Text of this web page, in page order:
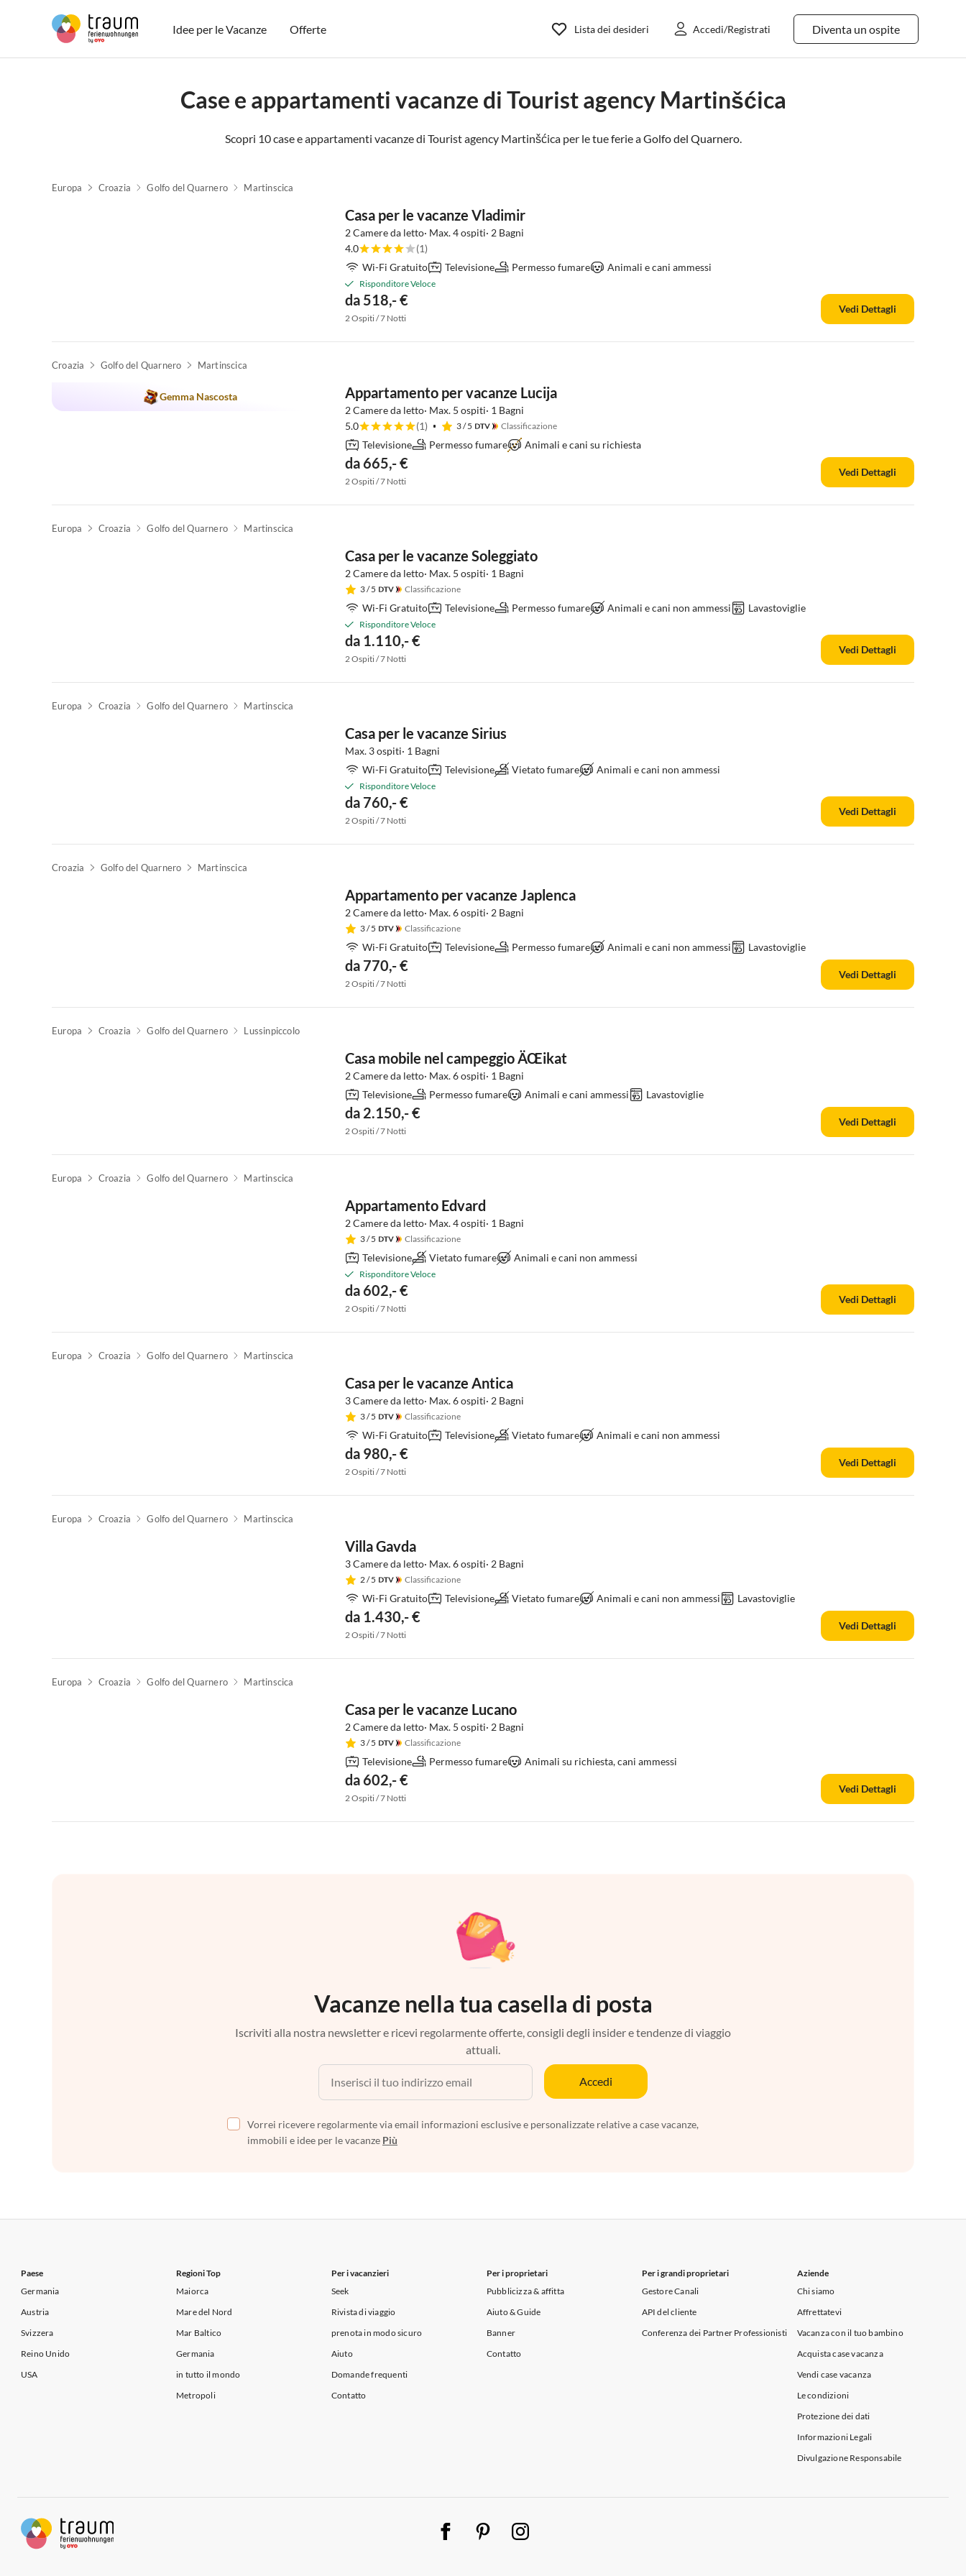
Idee per le Vacanze Offerte Diventa un ospite
Lista dei desideri Accedi/Registrati
Case e appartamenti vacanze di Tourist agency Martinšćica
Scopri 10 case e appartamenti vacanze di Tourist agency Martinšćica per le tue ferie aGolfo del Quarnero.
Europa Croazia Golfo del Quarnero Martinscica
Casa per le vacanze Vladimir
2 Camere da letto· Max. 4 ospiti· 2 Bagni
4.0
(1)
Wi-Fi Gratuito
Televisione Permesso fumare Animali e cani ammessi
Risponditore Veloce
da 518,- €
2 Ospiti / 7 Notti
Vedi Dettagli
Croazia Golfo del Quarnero Martinscica
Gemma Nascosta Appartamento per vacanze Lucija
2 Camere da letto· Max. 5 ospiti· 1 Bagni
5.0
(1) 3/ 5 Classificazione
Televisione Permesso fumare Animali e cani su richiesta
da 665,- €
2 Ospiti / 7 Notti
Vedi Dettagli
Europa Croazia Golfo del Quarnero Martinscica
Casa per le vacanze Soleggiato
2 Camere da letto· Max. 5 ospiti· 1 Bagni
3/ 5 Classificazione
Wi-Fi Gratuito Televisione Permesso fumare Animali e cani non ammessi Lavastoviglie
Risponditore Veloce
da 1.110,- €
2 Ospiti / 7 Notti
Vedi Dettagli
Europa Croazia Golfo del Quarnero Martinscica
Casa per le vacanze Sirius
Max. 3 ospiti· 1 Bagni
Wi-Fi Gratuito
Televisione Vietato fumare Animali e cani non ammessi
Risponditore Veloce
da 760,- €
2 Ospiti / 7 Notti
Vedi Dettagli
Croazia Golfo del Quarnero Martinscica
Appartamento per vacanze Japlenca
2 Camere da letto· Max. 6 ospiti· 2 Bagni
3/ 5 Classificazione
Wi-Fi Gratuito Televisione Permesso fumare Animali e cani non ammessi Lavastoviglie
da 770,- €
2 Ospiti / 7 Notti
Vedi Dettagli
Europa Croazia Golfo del Quarnero Lussinpiccolo
Casa mobile nel campeggio ÄŒikat
2 Camere da letto· Max. 6 ospiti· 1 Bagni
Televisione
Permesso fumare Animali e cani ammessi Lavastoviglie
da 2.150,- €
2 Ospiti / 7 Notti
Vedi Dettagli
Europa Croazia Golfo del Quarnero Martinscica
Appartamento Edvard
2 Camere da letto· Max. 4 ospiti· 1 Bagni
3/ 5 Classificazione
Televisione Vietato fumare Animali e cani non ammessi
Risponditore Veloce
da 602,- €
2 Ospiti / 7 Notti
Vedi Dettagli
Europa Croazia Golfo del Quarnero Martinscica
Casa per le vacanze Antica
3 Camere da letto· Max. 6 ospiti· 2 Bagni
3/ 5 Classificazione
Wi-Fi Gratuito Televisione Vietato fumare Animali e cani non ammessi
da 980,- €
2 Ospiti / 7 Notti
Vedi Dettagli
Europa Croazia Golfo del Quarnero Martinscica
Villa Gavda
3 Camere da letto· Max. 6 ospiti· 2 Bagni
2/ 5 Classificazione
Wi-Fi Gratuito Televisione Vietato fumare Animali e cani non ammessi Lavastoviglie
da 1.430,- €
2 Ospiti / 7 Notti
Vedi Dettagli
Europa Croazia Golfo del Quarnero Martinscica
Casa per le vacanze Lucano
2 Camere da letto· Max. 5 ospiti· 2 Bagni
3/ 5 Classificazione
Televisione Permesso fumare Animali su richiesta, cani ammessi
da 602,- €
2 Ospiti / 7 Notti
Vedi Dettagli
Vacanze nella tua casella di posta
Iscriviti alla nostra newsletter e ricevi regolarmente offerte, consigli degli insider e tendenze di viaggio
attuali.
Accedi
Vorrei ricevere regolarmente via email informazioni esclusive e personalizzate relative a case vacanze,
immobili e idee per le vacanze Più
Paese
Germania
Austria
Svizzera
Reino Unido
USA
Regioni Top
Maiorca
Mare del Nord
Mar Baltico
Germania
in tutto il mondo
Metropoli
Per i vacanzieri
Seek
Rivista di viaggio
prenota in modo sicuro
Aiuto
Domande frequenti
Contatto
Per i proprietari
Pubblicizza & affitta
Aiuto & Guide
Banner
Contatto
Per i grandi proprietari
Gestore Canali
API del cliente
Conferenza dei Partner Professionisti
Aziende
Chi siamo
Affrettatevi
Vacanza con il tuo bambino
Acquista case vacanza
Vendi case vacanza
Le condizioni
Protezione dei dati
Informazioni Legali
Divulgazione Responsabile